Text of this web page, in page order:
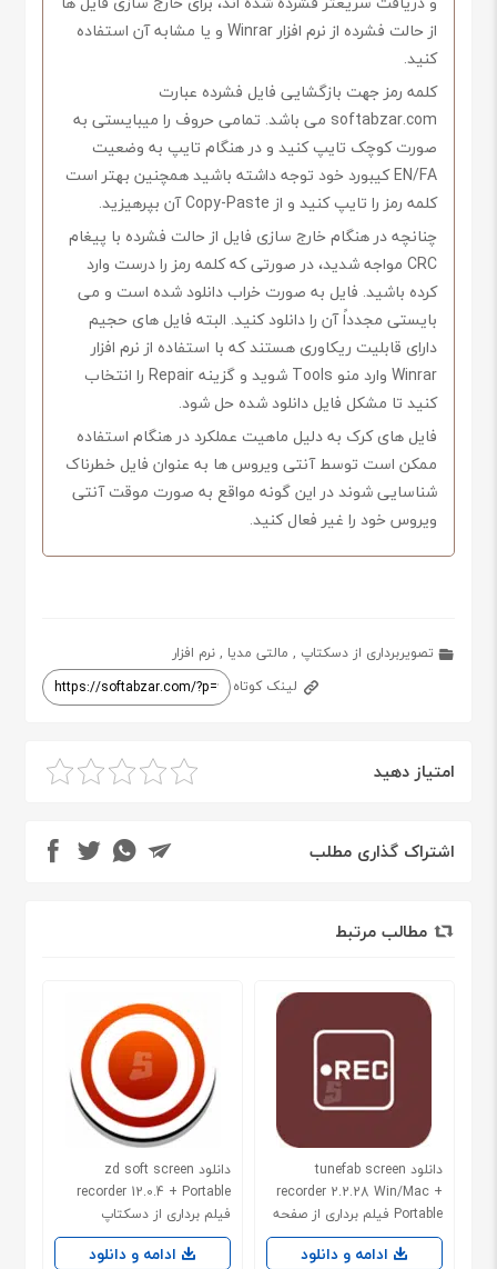
از حالت فشرده از نرم افزار Winrar و یا مشابه آن استفاده
کنید.
کلمه رمز جهت بازگشایی فایل فشرده عبارت
softabzar.com می باشد. تمامی حروف را میبایستی به
صورت کوچک تایپ کنید و در هنگام تایپ به وضعیت
EN/FA کیبورد خود توجه داشته باشید همچنین بهتر است
کلمه رمز را تایپ کنید و از Copy-Paste آن بپرهیزید.
چنانچه در هنگام خارج سازی فایل از حالت فشرده با پیغام
CRC مواجه شدید، در صورتی که کلمه رمز را درست وارد
کرده باشید. فایل به صورت خراب دانلود شده است و می
بایستی مجدداً آن را دانلود کنید. البته فایل های حجیم
دارای قابلیت ریکاوری هستند که با استفاده از نرم افزار
Winrar وارد منو Tools شوید و گزینه Repair را انتخاب
کنید تا مشکل فایل دانلود شده حل شود.
فایل های کرک به دلیل ماهیت عملکرد در هنگام استفاده
ممکن است توسط آنتی ویروس ها به عنوان فایل خطرناک
شناسایی شوند در این گونه مواقع به صورت موقت آنتی
ویروس خود را غیر فعال کنید.
تصویربرداری از دسکتاپ , مالتی مدیا ,نرم افزار
لینک کوتاه
امتیاز دهید
اشتراک گذاری مطلب
مطالب مرتبط
دانلود tunefab screen
recorder 2.2.28 Win/Mac +
Portable فیلم برداری از صفحه
نمایش
ادامه و دانلود
دانلود zd soft screen
recorder 12.0.4 + Portable
فیلم برداری از دسکتاپ
ادامه و دانلود